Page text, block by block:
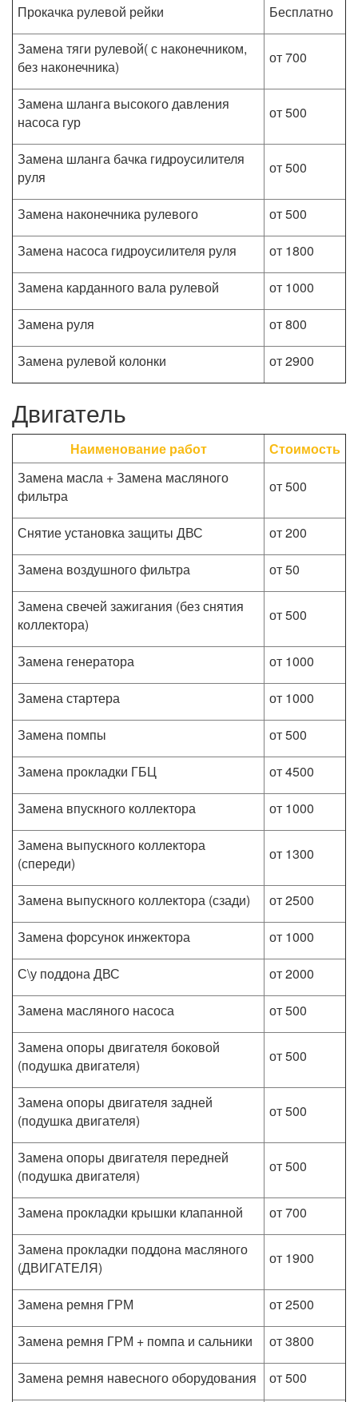
Прокачка рулевой рейки
Бесплатно
Замена тяги рулевой( с наконечником,
без наконечника)
от 700
Замена шланга высокого давления
насоса гур
от 500
Замена шланга бачка гидроусилителя
руля
от 500
Замена наконечника рулевого
от 500
Замена насоса гидроусилителя руля
от 1800
Замена карданного вала рулевой
от 1000
Замена руля
от 800
Замена рулевой колонки
от 2900
Двигатель
Наименование работ
Стоимость
Замена масла + Замена масляного
фильтра
от 500
Снятие установка защиты ДВС
от 200
Замена воздушного фильтра
от 50
Замена свечей зажигания (без снятия
коллектора)
от 500
Замена генератора
от 1000
Замена стартера
от 1000
Замена помпы
от 500
Замена прокладки ГБЦ
от 4500
Замена впускного коллектора
от 1000
Замена выпускного коллектора
(спереди)
от 1300
Замена выпускного коллектора (сзади)
от 2500
Замена форсунок инжектора
от 1000
С\у поддона ДВС
от 2000
Замена масляного насоса
от 500
Замена опоры двигателя боковой
(подушка двигателя)
от 500
Замена опоры двигателя задней
(подушка двигателя)
от 500
Замена опоры двигателя передней
(подушка двигателя)
от 500
Замена прокладки крышки клапанной
от 700
Замена прокладки поддона масляного
(ДВИГАТЕЛЯ)
от 1900
Замена ремня ГРМ
от 2500
Замена ремня ГРМ + помпа и сальники
от 3800
Замена ремня навесного оборудования
от 500